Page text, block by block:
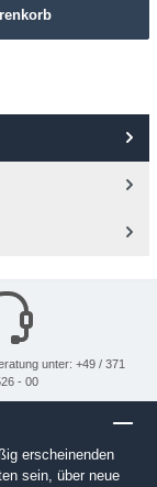
unter: +49 / 371
- 00
erscheinenden
sein, über neue